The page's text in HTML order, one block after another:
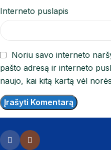
Interneto puslapis
Noriu savo interneto
pašto adresą ir interneto
naujo, kai kitą kartą vėl